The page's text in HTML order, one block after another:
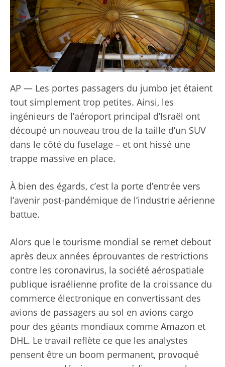
AP — Les portes passagers du jumbo jet étaient
tout simplement trop petites. Ainsi, les
ingénieurs de l’aéroport principal d’Israël ont
découpé un nouveau trou de la taille d’un SUV
dans le côté du fuselage – et ont hissé une
trappe massive en place.
À bien des égards, c’est la porte d’entrée vers
l’avenir post-pandémique de l’industrie aérienne
battue.
Alors que le tourisme mondial se remet debout
après deux années éprouvantes de restrictions
contre les coronavirus, la société aérospatiale
publique israélienne profite de la croissance du
commerce électronique en convertissant des
avions de passagers au sol en avions cargo
pour des géants mondiaux comme Amazon et
DHL. Le travail reflète ce que les analystes
pensent être un boom permanent, provoqué